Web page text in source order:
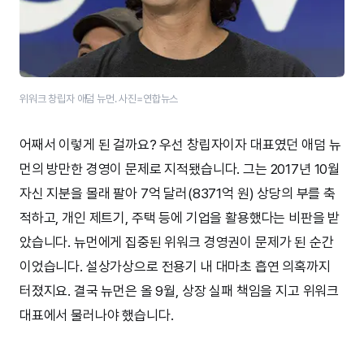
위워크 창립자 애덤 뉴먼. 사진=연합뉴스
어째서 이렇게 된 걸까요? 우선 창립자이자 대표였던 애덤 뉴
먼의 방만한 경영이 문제로 지적됐습니다. 그는 2017년 10월
자신 지분을 몰래 팔아 7억 달러(8371억 원) 상당의 부를 축
적하고, 개인 제트기, 주택 등에 기업을 활용했다는 비판을 받
았습니다. 뉴먼에게 집중된 위워크 경영권이 문제가 된 순간
이었습니다. 설상가상으로 전용기 내 대마초 흡연 의혹까지
터졌지요. 결국 뉴먼은 올 9월, 상장 실패 책임을 지고 위워크
대표에서 물러나야 했습니다.